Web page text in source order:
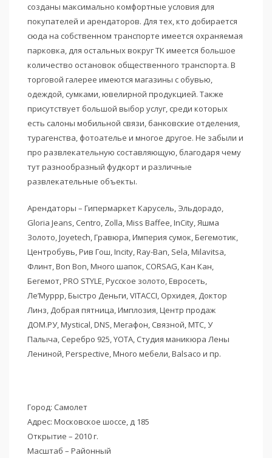
созданы максимально комфортные условия для
покупателей и арендаторов. Для тех, кто добирается
сюда на собственном транспорте имеется охраняемая
парковка, для остальных вокруг ТК имеется большое
количество остановок общественного транспорта. В
торговой галерее имеются магазины с обувью,
одеждой, сумками, ювелирной продукцией. Также
присутствует большой выбор услуг, среди которых
есть салоны мобильной связи, банковские отделения,
турагенства, фотоателье и многое другое. Не забыли и
про развлекательную составляющую, благодаря чему
тут разнообразный фудкорт и различные
развлекательные объекты.
Арендаторы – Гипермаркет Карусель, Эльдорадо,
Gloria Jeans, Centro, Zolla, Miss Baffee, InCity, Яшма
Золото, Joyetech, Гравюра, Империя сумок, Бегемотик,
Центробувь, Рив Гош, Incity, Ray-Ban, Sela, Milavitsa,
Флинт, Bon Bon, Много шапок, CORSAG, Кан Кан,
Бегемот, PRO STYLE, Русское золото, Евросеть,
Ле’Муррр, Быстро Деньги, VITACCI, Орхидея, Доктор
Линз, Добрая пятница, Имплозия, Центр продаж
ДОМ.РУ, Mystical, DNS, Мегафон, Связной, МТС, У
Палыча, Серебро 925, YOTA, Студия маникюра Лены
Лениной, Perspective, Много мебели, Balsaco и пр.
Город: Самолет
Адрес: Московское шоссе, д 185
Открытие – 2010 г.
Масштаб – Районный